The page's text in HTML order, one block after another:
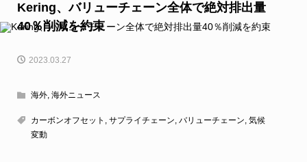
Kering、バリューチェーン全体で絶対排出量
40％削減を約束
2023.03.27
海外, 海外ニュース
カーボンオフセット , サプライチェーン, バリューチェーン, 気候
変動